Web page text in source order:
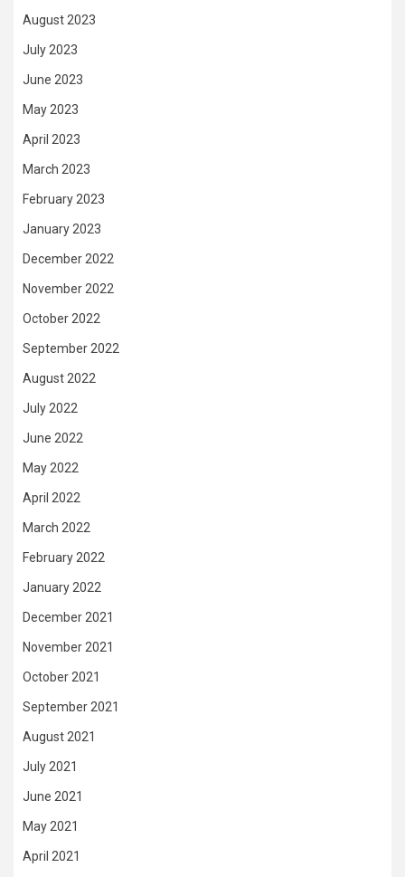
August 2023
July 2023
June 2023
May 2023
April 2023
March 2023
February 2023
January 2023
December 2022
November 2022
October 2022
September 2022
August 2022
July 2022
June 2022
May 2022
April 2022
March 2022
February 2022
January 2022
December 2021
November 2021
October 2021
September 2021
August 2021
July 2021
June 2021
May 2021
April 2021